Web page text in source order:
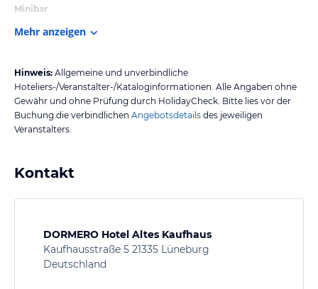
Minibar
Mehr anzeigen
Hinweis: Allgemeine und unverbindliche
Hoteliers-/Veranstalter-/Kataloginformationen. Alle Angaben ohne
Gewähr und ohne Prüfung durch HolidayCheck. Bitte lies vor der
Buchung die verbindlichen Angebotsdetails des jeweiligen
Veranstalters.
Kontakt
DORMERO Hotel Altes Kaufhaus
Kaufhausstraße 5 21335 Lüneburg
Deutschland